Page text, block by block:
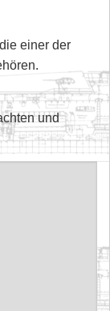
einer der
und